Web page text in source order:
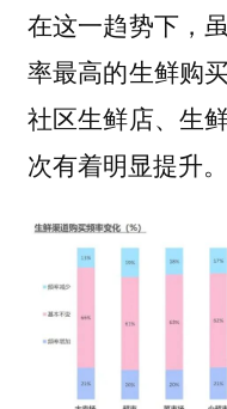
在这一趋势下，
率最高的生鲜购
社区生鲜店、生
次有着明显提升。